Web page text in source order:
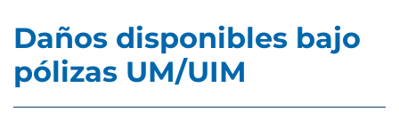
Daños disponibles bajo
pólizas UM/UIM